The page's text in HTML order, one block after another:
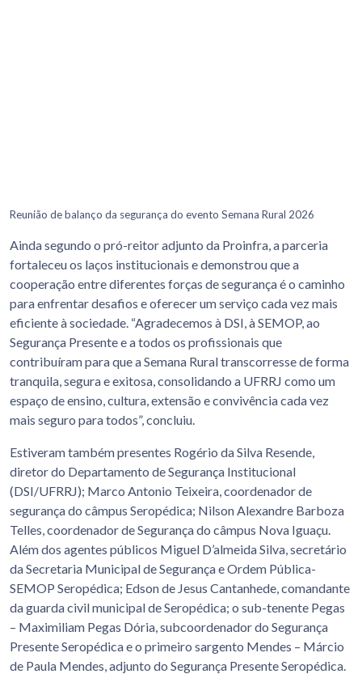
Reunião de balanço da segurança do evento Semana Rural 2026
Ainda segundo o pró-reitor adjunto da Proinfra, a parceria
fortaleceu os laços institucionais e demonstrou que a
cooperação entre diferentes forças de segurança é o caminho
para enfrentar desafios e oferecer um serviço cada vez mais
eficiente à sociedade. “Agradecemos à DSI, à SEMOP, ao
Segurança Presente e a todos os profissionais que
contribuíram para que a Semana Rural transcorresse de forma
tranquila, segura e exitosa, consolidando a UFRRJ como um
espaço de ensino, cultura, extensão e convivência cada vez
mais seguro para todos”, concluiu.
Estiveram também presentes Rogério da Silva Resende,
diretor do Departamento de Segurança Institucional
(DSI/UFRRJ); Marco Antonio Teixeira, coordenador de
segurança do câmpus Seropédica; Nilson Alexandre Barboza
Telles, coordenador de Segurança do câmpus Nova Iguaçu.
Além dos agentes públicos Miguel D’almeida Silva, secretário
da Secretaria Municipal de Segurança e Ordem Pública-
SEMOP Seropédica; Edson de Jesus Cantanhede, comandante
da guarda civil municipal de Seropédica; o sub-tenente Pegas
– Maximiliam Pegas Dória, subcoordenador do Segurança
Presente Seropédica e o primeiro sargento Mendes – Márcio
de Paula Mendes, adjunto do Segurança Presente Seropédica.